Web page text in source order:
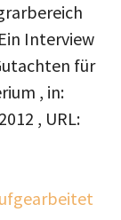
Interview
für
, in:
, URL: